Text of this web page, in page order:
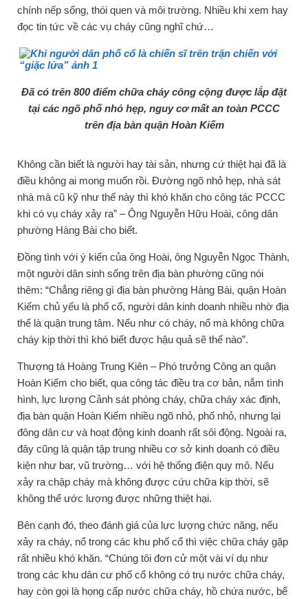
chính nếp sống, thói quen và môi trường. Nhiều khi xem hay
đọc tin tức về các vụ cháy cũng nghĩ chứ…
Đã có trên 800 điểm chữa cháy công cộng được lắp đặt
tại các ngõ phố nhỏ hẹp, nguy cơ mất an toàn PCCC
trên địa bàn quận Hoàn Kiếm
Không cần biết là người hay tài sản, nhưng cứ thiệt hại đã là
điều không ai mong muốn rồi. Đường ngõ nhỏ hẹp, nhà sát
nhà mà cũ kỹ như thế này thì khó khăn cho công tác PCCC
khi có vụ cháy xảy ra” – Ông Nguyễn Hữu Hoài, công dân
phường Hàng Bài cho biết.
Đồng tình với ý kiến của ông Hoài, ông Nguyễn Ngọc Thành,
một người dân sinh sống trên địa bàn phường cũng nói
thêm: “Chẳng riêng gì địa bàn phường Hàng Bài, quận Hoàn
Kiếm chủ yếu là phố cổ, người dân kinh doanh nhiều nhờ địa
thế là quận trung tâm. Nếu như có cháy, nổ mà không chữa
cháy kịp thời thì khó biết được hậu quả sẽ thế nào”.
Thượng tá Hoàng Trung Kiên – Phó trưởng Công an quận
Hoàn Kiếm cho biết, qua công tác điều tra cơ bản, nắm tình
hình, lực lượng Cảnh sát phòng cháy, chữa cháy xác định,
địa bàn quận Hoàn Kiếm nhiều ngõ nhỏ, phố nhỏ, nhưng lại
đông dân cư và hoạt động kinh doanh rất sôi động. Ngoài ra,
đây cũng là quận tập trung nhiều cơ sở kinh doanh có điều
kiện như bar, vũ trường… với hệ thống điện quy mô. Nếu
xảy ra chập cháy mà không được cứu chữa kịp thời, sẽ
không thể ước lượng được những thiệt hại.
Bên cạnh đó, theo đánh giá của lực lượng chức năng, nếu
xảy ra cháy, nổ trong các khu phố cổ thì việc chữa cháy gặp
rất nhiều khó khăn. “Chúng tôi đơn cử một vài ví dụ như
trong các khu dân cư phố cổ không có trụ nước chữa cháy,
hay còn gọi là họng cấp nước chữa cháy, hồ chứa nước, bể